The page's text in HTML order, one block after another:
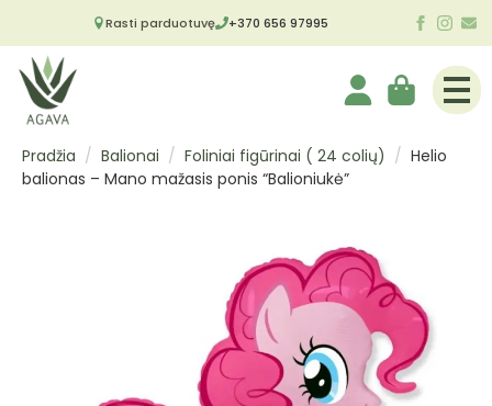
Rasti parduotuvę +370 656 97995
Pradžia Balionai Foliniai figūrinai ( 24 colių)
Helio
balionas – Mano mažasis ponis “Balioniukė”